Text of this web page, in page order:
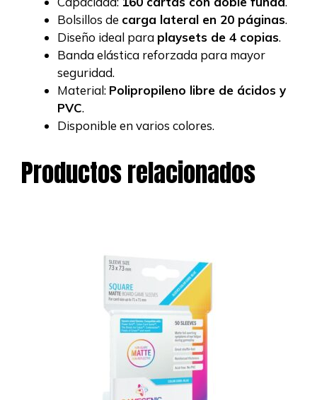
Bolsillos de carga lateral en 20 páginas.
Diseño ideal para playsets de 4 copias.
Banda elástica reforzada para mayor
seguridad.
Material: Polipropileno libre de ácidos y
PVC.
Disponible en varios colores.
Productos relacionados